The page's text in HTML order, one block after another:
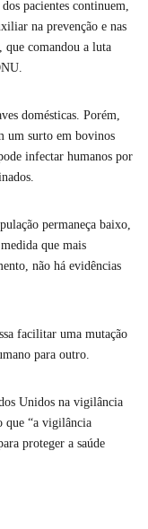
pacientes continuem,
na prevenção e nas
que comandou a luta
domésticas. Porém,
um surto em bovinos
infectar humanos por
permaneça baixo,
que mais
não há evidências
facilitar uma mutação
para outro.
Unidos na vigilância
que “a vigilância
proteger a saúde